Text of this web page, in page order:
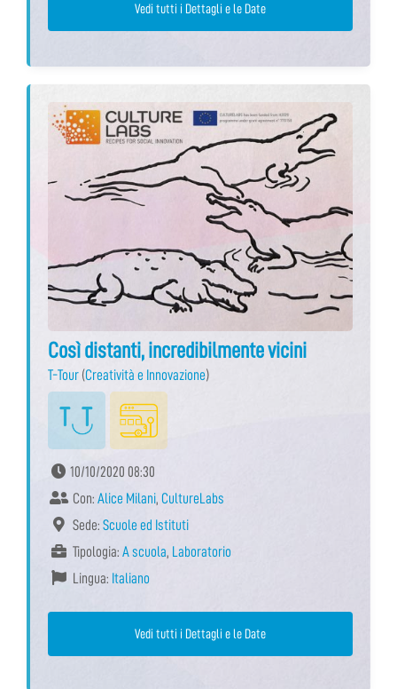
Vedi tutti i Dettagli e le Date
Così distanti, incredibilmente vicini
T-Tour (Creatività e Innovazione)
10/10/2020 08:30
Con: Alice Milani, CultureLabs
Sede: Scuole ed Istituti
Tipologia: A scuola, Laboratorio
Lingua: Italiano
Vedi tutti i Dettagli e le Date